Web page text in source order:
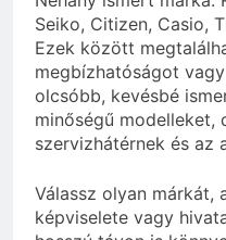
Seiko, Citizen, Casio,
Ezek között
megbízhatóságot
olcsóbb, kevésbé
minőségű modelleket,
szervizhátérnek és az
Válassz olyan márkát,
képviselete vagy